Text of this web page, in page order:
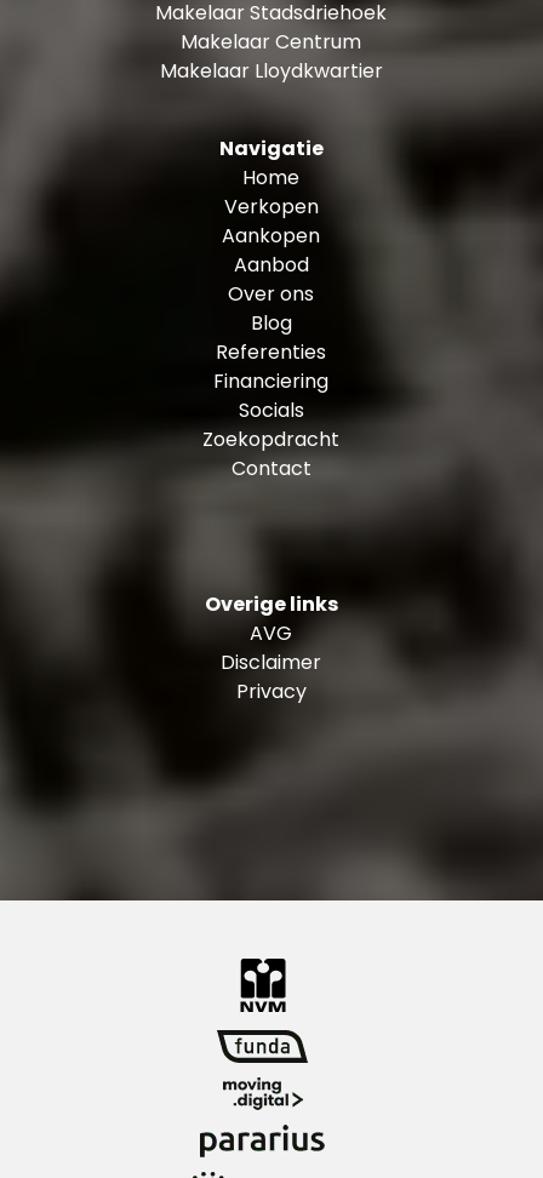
Makelaar Stadsdriehoek
Makelaar Centrum
Makelaar Lloydkwartier
Navigatie
Home
Verkopen
Aankopen
Aanbod
Over ons
Blog
Referenties
Financiering
Socials
Zoekopdracht
Contact
Overige links
AVG
Disclaimer
Privacy